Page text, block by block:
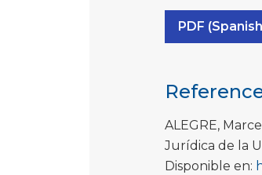
PDF
ALEGRE,
Jurídica de la
Disponible en: